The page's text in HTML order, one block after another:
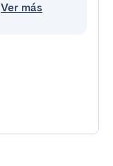
Ver más